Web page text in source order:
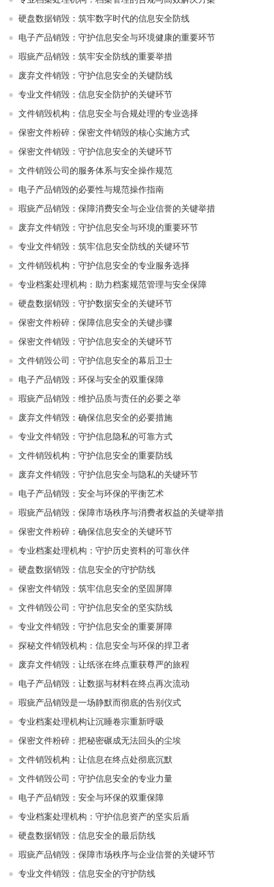
硬盘数据销毁：筑牢数字时代的信息安全防线
电子产品销毁：守护信息安全与环境健康的重要环节
瑕疵产品销毁：筑牢安全防线的重要举措
废弃文件销毁：守护信息安全的关键防线
专业文件销毁：信息安全防护的关键环节
文件销毁机构：信息安全与合规处理的专业选择
保密文件粉碎：保密文件销毁的核心实施方式
保密文件销毁：守护信息安全的关键环节
文件销毁公司的服务体系与安全操作规范
电子产品销毁的必要性与规范操作指南
瑕疵产品销毁：保障消费安全与企业信誉的关键举措
废弃文件销毁：守护信息安全与环境的重要环节
专业文件销毁：筑牢信息安全防线的关键环节
文件销毁机构：守护信息安全的专业服务选择
专业档案处理机构：助力档案规范管理与安全保障
硬盘数据销毁：守护数据安全的关键环节
保密文件粉碎：保障信息安全的关键步骤
保密文件销毁：守护信息安全的关键环节
文件销毁公司：守护信息安全的幕后卫士
电子产品销毁：环保与安全的双重保障
瑕疵产品销毁：维护品质与责任的必要之举
废弃文件销毁：确保信息安全的必要措施
专业文件销毁：守护信息隐私的可靠方式
文件销毁机构：守护信息安全的重要防线
废弃文件销毁：守护信息安全与隐私的关键环节
电子产品销毁：安全与环保的平衡艺术
瑕疵产品销毁：保障市场秩序与消费者权益的关键举措
保密文件粉碎：确保信息安全的关键环节
专业档案处理机构：守护历史资料的可靠伙伴
硬盘数据销毁：信息安全的守护防线
保密文件销毁：筑牢信息安全的坚固屏障
文件销毁公司：守护信息安全的坚实防线
专业文件销毁：守护信息安全的重要屏障
探秘文件销毁机构：信息安全与环保的捍卫者
废弃文件销毁：让纸张在终点重获尊严的旅程
电子产品销毁：让数据与材料在终点再次流动
瑕疵产品销毁是一场静默而彻底的告别仪式
专业档案处理机构让沉睡卷宗重新呼吸
保密文件粉碎：把秘密碾成无法回头的尘埃
文件销毁机构：让信息在终点处彻底沉默
文件销毁公司：守护信息安全的专业力量
电子产品销毁：安全与环保的双重保障
专业档案处理机构：守护信息资产的坚实后盾
硬盘数据销毁：信息安全的最后防线
瑕疵产品销毁：保障市场秩序与企业信誉的关键环节
专业文件销毁：信息安全的守护防线